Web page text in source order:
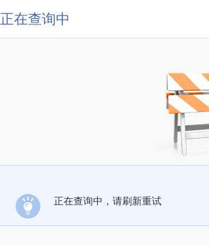
正在查询中
正在查询中，请刷新重试